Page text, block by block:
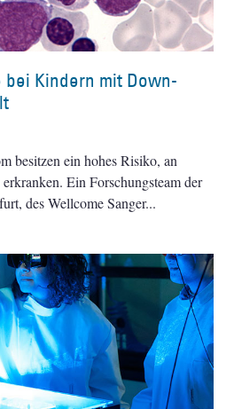
Kindern mit Down-
besitzen ein hohes Risiko, an
Ein Forschungsteam der
des Wellcome Sanger